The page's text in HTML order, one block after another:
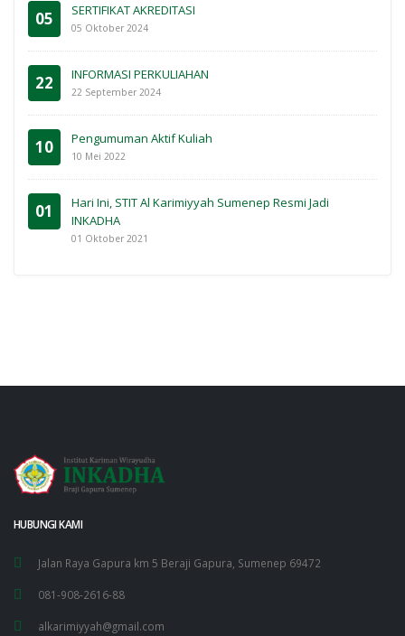
05 SERTIFIKAT AKREDITASI
05 Oktober 2024
22 INFORMASI PERKULIAHAN
22 September 2024
10 Pengumuman Aktif Kuliah
10 Mei 2022
01
Hari Ini, STIT Al Karimiyyah Sumenep Resmi Jadi
INKADHA
01 Oktober 2021
HUBUNGI KAMI
Jalan Raya Gapura km 5 Beraji Gapura, Sumenep 69472
081-908-2616-88
alkarimiyyah@gmail.com